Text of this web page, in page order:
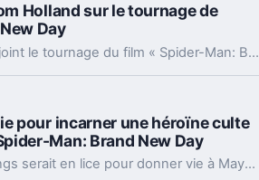
Holland sur le tournage de
Day
L’actrice Sadie Sink a rejoint le tournage du film « Spider-Man: Brand New Day » aux côtés de Tom Holland. Leur présence commune sur le plateau alimente les spéculations autour de ce nouveau chapitre très attendu de la saga Marvel.
pour incarner une héroïne culte
Man: Brand New Day
La star de Stranger Things serait en lice pour donner vie à Mayday Parker, un personnage inédit au cinéma.